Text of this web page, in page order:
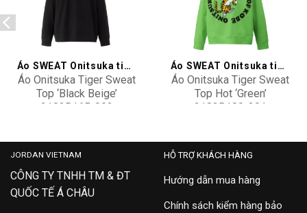
Áo SWEAT Onitsuka tiger
Áo Onitsuka Tiger Sweat
Top ‘Black Beige’
2183B165-002
Add to
wishlist
Áo SWEAT Onitsuka tiger
Áo Onitsuka Tiger Sweat
Top Hot ‘Green’
2183B180-301
JORDAN VIETNAM
CÔNG TY TNHH TM & ĐT
QUỐC TẾ Á CHÂU
HỖ TRỢ KHÁCH HÀNG
Hướng dẫn mua hàng
Chính sách kiểm hàng bảo